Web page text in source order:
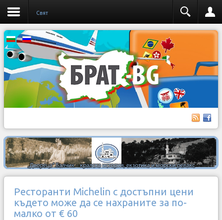
Свят
Ресторанти Michelin с достъпни цени
където може да се нахраните за по-
малко от € 60